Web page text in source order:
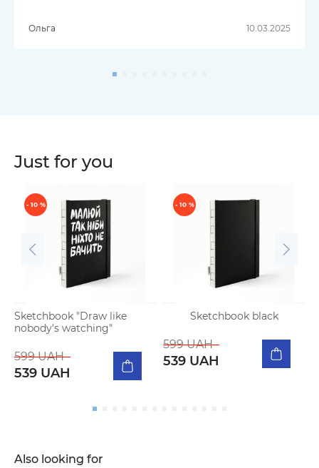
Ольга 10.03.2025
Just for you
- 10 %
Sketchbook "Draw like
nobody's watching"
599 UAH
539 UAH
- 10 %
Sketchbook black
599 UAH
539 UAH
Also looking for